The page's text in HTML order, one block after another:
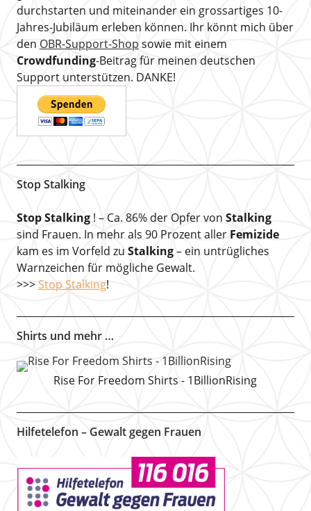
durchstarten und miteinander ein grossartiges 10-
Jahres-Jubiläum erleben können. Ihr könnt mich über
den OBR-Support-Shop sowie mit einem
Crowdfunding-Beitrag für meinen deutschen
Support unterstützen. DANKE!
Stop Stalking
Stop Stalking! – Ca. 86% der Opfer von Stalking
sind Frauen. In mehr als 90 Prozent aller Femizide
kam es im Vorfeld zu Stalking– ein untrügliches
Warnzeichen für mögliche Gewalt.
>>> Stop Stalking!
Shirts und mehr …
Rise For Freedom Shirts - 1BillionRising
Hilfetelefon – Gewalt gegen Frauen